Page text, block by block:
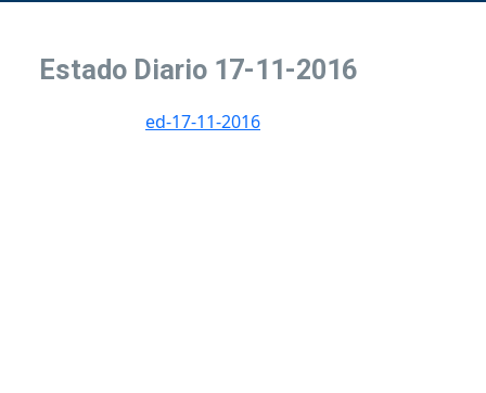
Estado Diario 17-11-2016
ed-17-11-2016